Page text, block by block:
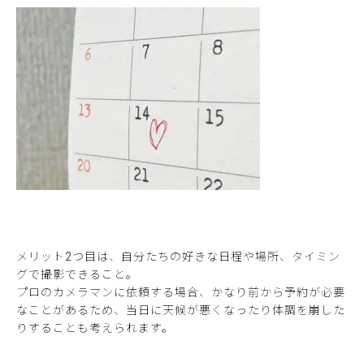
メリット2つ目は、自分たちの好きな日程や場所、タイミン
グで撮影できること。
プロのカメラマンに依頼する場合、かなり前から予約が必要
なことがあるため、当日に天候が悪くなったり体調を崩した
りすることも考えられます。